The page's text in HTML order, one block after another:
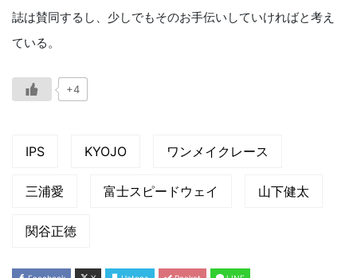
誌は賛同するし、少しでもそのお手伝いしていければと考え
ている。
+4
IPS KYOJO ワンメイクレース
三浦愛 富士スピードウェイ 山下健太
関谷正徳